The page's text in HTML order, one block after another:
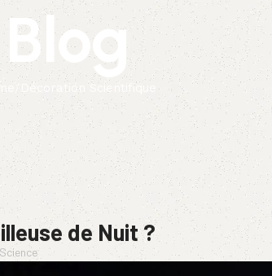
Blog
Décoration Scientifique
de Nuit ?